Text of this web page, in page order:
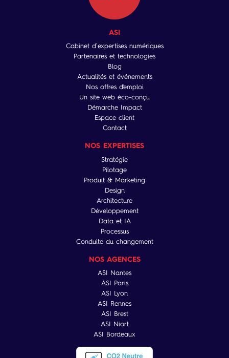
ASI
Cabinet d’expertises numériques
Partenaires et technologies
Blog
Actualités et événements
Nos offres d'emploi
Un site web éco-conçu
Démarche Impact
Espace client
Contact
NOS EXPERTISES
Stratégie
Pilotage
Produit & Marketing
Design
Architecture
Développement
Data et IA
Processus
Conduite du changement
NOS AGENCES
ASI Nantes
ASI Paris
ASI Lyon
ASI Rennes
ASI Brest
ASI Niort
ASI Bordeaux